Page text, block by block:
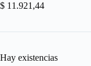
$ 11.921,44
Hay existencias